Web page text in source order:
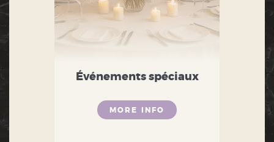
Événements spéciaux
MORE INFO